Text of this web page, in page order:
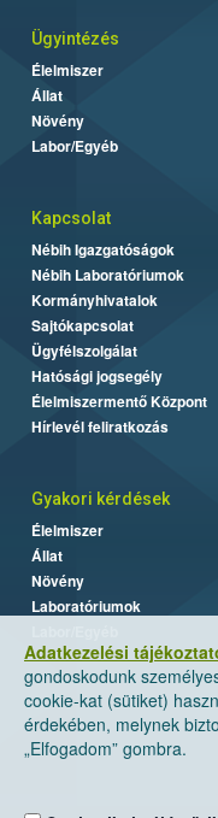
Adatkezelési
gondoskodunk
cookie-kat (sütiket)
érdekében, melynek
„Elfogadom” gombra.
Ügyintézés
Élelmiszer
Állat
Növény
Labor/Egyéb
Kapcsolat
Nébih Igazgatóságok
Nébih Laboratóriumok
Kormányhivatalok
Sajtókapcsolat
Ügyfélszolgálat
Hatósági jogsegély
Élelmiszermentő Központ
Hírlevél feliratkozás
Gyakori kérdések
Élelmiszer
Állat
Növény
Laboratóriumok